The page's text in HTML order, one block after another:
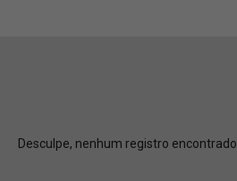
Desculpe, nenhum registro encontrado